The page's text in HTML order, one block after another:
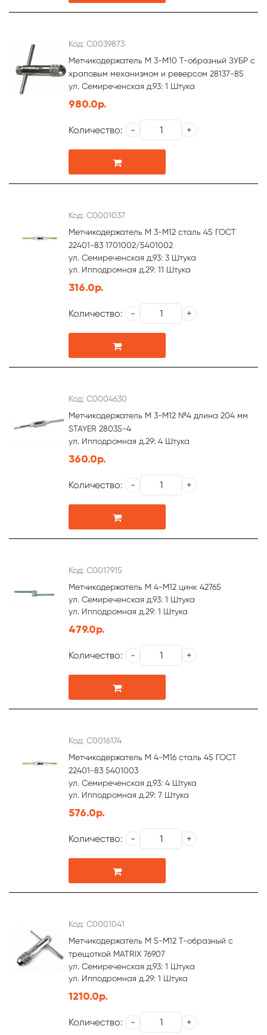
Код: С0039873
Метчикодержатель М 3-М10 Т-образный ЗУБР с
храповым механизмом и реверсом 28137-85
ул. Семиреченская д.93: 1 Штука
980.0р.
Количество:
Код: С0001037
Метчикодержатель М 3-М12 сталь 45 ГОСТ
22401-83 1701002/5401002
ул. Семиреченская д.93: 3 Штука
ул. Ипподромная д.29: 11 Штука
316.0р.
Количество:
Код: С0004630
Метчикодержатель М 3-М12 №4 длина 204 мм
STAYER 28035-4
ул. Ипподромная д.29: 4 Штука
360.0р.
Количество:
Код: С0017915
Метчикодержатель М 4-М12 цинк 42765
ул. Семиреченская д.93: 1 Штука
ул. Ипподромная д.29: 1 Штука
479.0р.
Количество:
Код: С0016174
Метчикодержатель М 4-М16 сталь 45 ГОСТ
22401-83 5401003
ул. Семиреченская д.93: 4 Штука
ул. Ипподромная д.29: 7 Штука
576.0р.
Количество:
Код: С0001041
Метчикодержатель М 5-М12 Т-образный с
трещоткой MATRIX 76907
ул. Семиреченская д.93: 1 Штука
ул. Ипподромная д.29: 1 Штука
1210.0р.
Количество: